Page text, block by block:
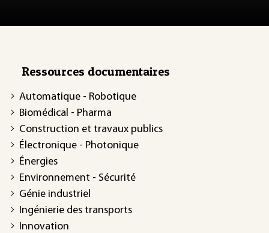
Ressources documentaires
Automatique - Robotique
Biomédical - Pharma
Construction et travaux publics
Électronique - Photonique
Énergies
Environnement - Sécurité
Génie industriel
Ingénierie des transports
Innovation